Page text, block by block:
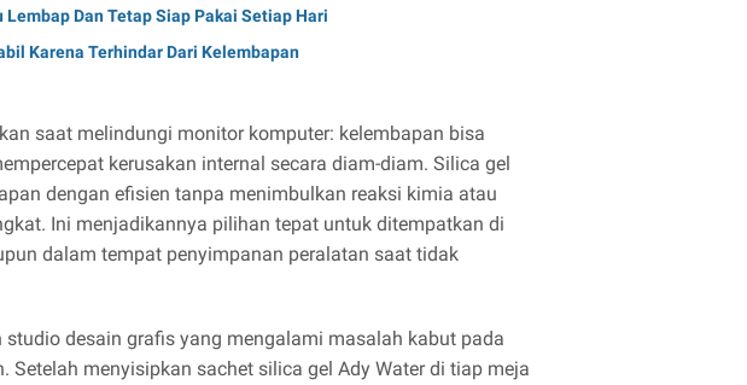
Dan Tetap Siap Pakai Setiap Hari
Karena Terhindar Dari Kelembapan
saat melindungi monitor komputer: kelembapan bisa
kerusakan internal secara diam-diam. Silica gel
dengan efisien tanpa menimbulkan reaksi kimia atau
Ini menjadikannya pilihan tepat untuk ditempatkan di
dalam tempat penyimpanan peralatan saat tidak
desain grafis yang mengalami masalah kabut pada
Setelah menyisipkan sachet silica gel Ady Water di tiap meja